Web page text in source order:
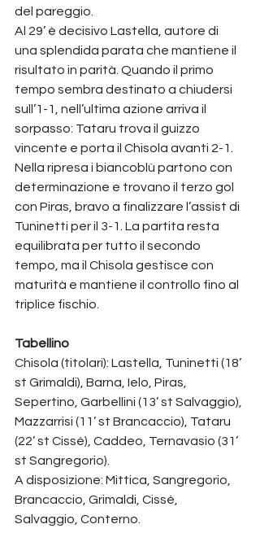
del pareggio.
Al 29’ è decisivo Lastella, autore di
una splendida parata che mantiene il
risultato in parità. Quando il primo
tempo sembra destinato a chiudersi
sull’1-1, nell’ultima azione arriva il
sorpasso: Tataru trova il guizzo
vincente e porta il Chisola avanti 2-1.
Nella ripresa i biancoblù partono con
determinazione e trovano il terzo gol
con Piras, bravo a finalizzare l’assist di
Tuninetti per il 3-1. La partita resta
equilibrata per tutto il secondo
tempo, ma il Chisola gestisce con
maturità e mantiene il controllo fino al
triplice fischio.
Tabellino
Chisola (titolari): Lastella, Tuninetti (18’
st Grimaldi), Barna, Ielo, Piras,
Sepertino, Garbellini (13’ st Salvaggio),
Mazzarrisi (11’ st Brancaccio), Tataru
(22’ st Cissé), Caddeo, Ternavasio (31’
st Sangregorio).
A disposizione: Mittica, Sangregorio,
Brancaccio, Grimaldi, Cissé,
Salvaggio, Conterno.